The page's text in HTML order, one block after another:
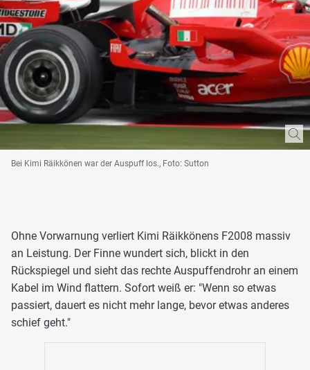
Bei Kimi Räikkönen war der Auspuff los., Foto: Sutton
Ohne Vorwarnung verliert Kimi Räikkönens F2008 massiv
an Leistung. Der Finne wundert sich, blickt in den
Rückspiegel und sieht das rechte Auspuffendrohr an einem
Kabel im Wind flattern. Sofort weiß er: "Wenn so etwas
passiert, dauert es nicht mehr lange, bevor etwas anderes
schief geht."